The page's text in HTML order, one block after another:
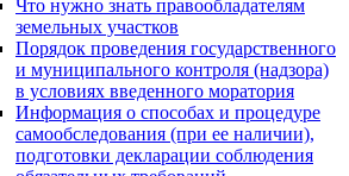
Что нужно знать правообладателям
земельных участков
Порядок проведения государственного
и муниципального контроля (надзора)
в условиях введенного моратория
Информация о способах и процедуре
самообследования (при ее наличии),
подготовки декларации соблюдения